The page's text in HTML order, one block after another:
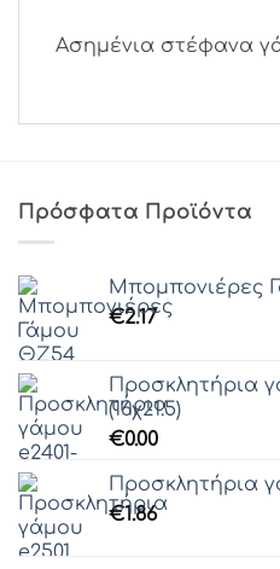
Ασημένια στέφανα
Πρόσφατα Προϊόντα
Μπομπονιέρες
€2.17
Προσκλητήρια
(16χ21.5)
€0.00
Προσκλητήρια
€1.86